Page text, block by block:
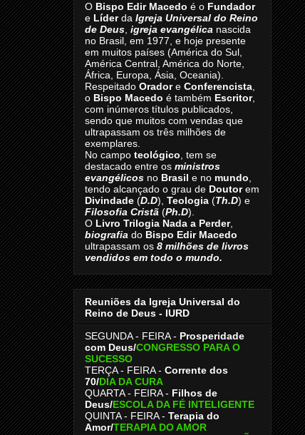
O Bispo Edir Macedo é o Fundador
e Líderda Igreja Universal do Reino
de Deus, igreja evangélica nascida
no Brasil, em 1977, e hoje presente
em muitos países (América do Sul,
América Central, América do Norte,
África, Europa, Ásia, Oceania).
Respeitado Oradore Conferencista,
o Bispo Macedo é também Escritor,
com inúmeros títulos publicados,
sendo que muitos com vendas que
ultrapassam os três milhões de
exemplares.
No campo teológico, tem se
destacado entre os ministros
evangélicos no Brasil e no mundo,
tendo alcançado o grau de Doutorem
Divindade (D.D), Teologia (Th.D) e
Filosofia Cristã (Ph.D).
O Livro Trilogia Nada a Perder,
biografia do Bispo Edir Macedo
ultrapassam os 8 milhões de livros
vendidos em todo o mundo.
Reuniões da Igreja Universal do
Reino de Deus - IURD
SEGUNDA - FEIRA - Prosperidade
com Deus/CONGRESSO PARA O
SUCESSO
TERÇA - FEIRA - Corrente dos
70/DIA DA CURA
QUARTA - FEIRA - Filhos de
Deus/ESCOLA DA FÉ INTELIGENTE
QUINTA - FEIRA - Terapia do
Amor/TERAPIA DO AMOR